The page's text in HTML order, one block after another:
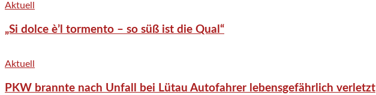
Aktuell
„Si dolce è’l tormento – so süß ist die Qual“
Aktuell
PKW brannte nach Unfall bei Lütau Autofahrer lebensgefährlich verletzt